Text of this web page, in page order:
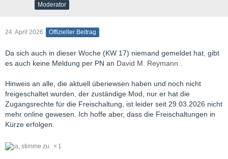
Moderator
24. April 2026 Offizieller Beitrag
Da sich auch in dieser Woche (KW 17) niemand gemeldet hat, gibt
es auch keine Meldung per PN an David M. Reymann
Hinweis an alle, die aktuell überiewsen haben und noch nicht
freigeschaltet wurden, der zuständige Mod, nur er hat die
Zugangsrechte für die Freischaltung, ist leider seit 29.03.2026 nicht
mehr online gewesen. Ich hoffe aber, dass die Freischaltungen in
Kürze erfolgen.
1